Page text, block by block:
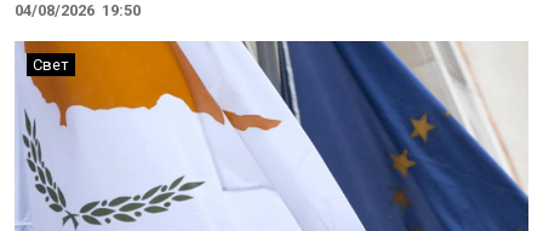
04/08/2026 19:50
Свет